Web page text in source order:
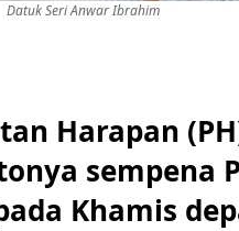
Datuk Seri Anwar Ibrahim
Harapan
sempena
Khamis